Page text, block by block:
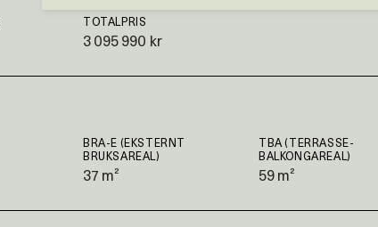
TOTALPRIS
3 095 990 kr
BRA-E (EKSTERNT
BRUKSAREAL)
37 m²
TBA (TERRASSE-
BALKONGAREAL)
59 m²